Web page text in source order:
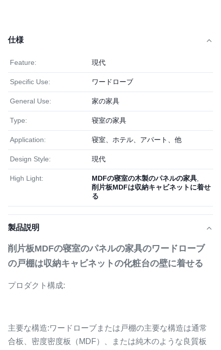
仕様
Feature: 現代
Specific Use: ワードローブ
General Use: 家の家具
Type: 寝室の家具
Application: 寝室、ホテル、アパート、他
Design Style: 現代
High Light: MDFの寝室の木製のパネルの家具
削片板MDFは収納キャビネットに着せ
る
製品説明
削片板MDFの寝室のパネルの家具のワードローブ
の戸棚は収納キャビネットの化粧台の壁に着せる
プロダクト構成:
主要な構造:ワードローブまたは戸棚の主要な構造は通常
合板、密度密度板（MDF）、または純木のような良質板